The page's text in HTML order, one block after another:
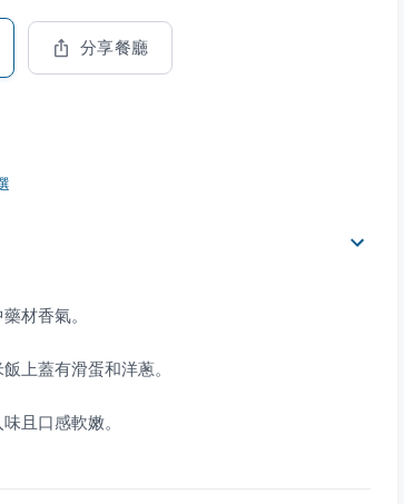
分享餐廳
且口感軟嫩。